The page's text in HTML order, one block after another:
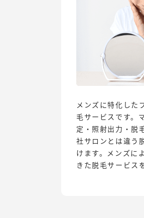
メンズに特化した
毛サービスです。
定・照射出力・脱
社サロンとは違う
けます。メンズに
きた脱毛サービス